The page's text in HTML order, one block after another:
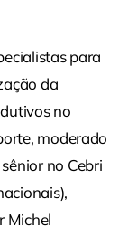
para
da
no
moderado
no Cebri
Michel